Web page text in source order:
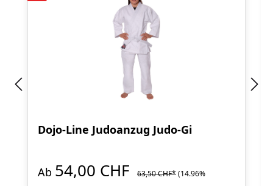
Dojo-Line Judoanzug Judo-Gi
Ab 54,00 CHF 63,50 CHF*(14.96%